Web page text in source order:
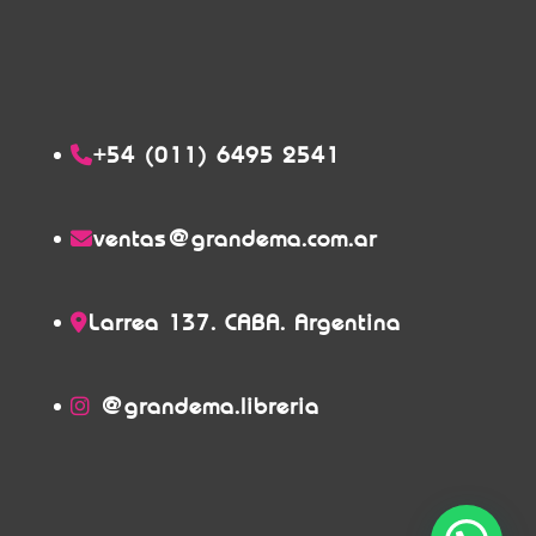
+54 (011) 6495 2541
ventas@grandema.com.ar
Larrea 137. CABA. Argentina
@grandema.libreria